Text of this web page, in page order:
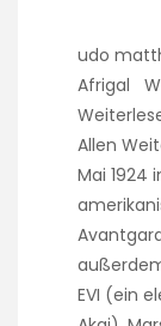
udo
Afrigal
Allen
Mai 1924
EVI (ein